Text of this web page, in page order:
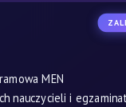
MEN
nauczycieli i